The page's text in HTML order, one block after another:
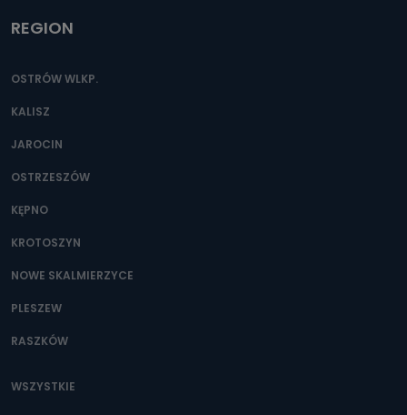
REGION
OSTRÓW WLKP.
KALISZ
JAROCIN
OSTRZESZÓW
KĘPNO
KROTOSZYN
NOWE SKALMIERZYCE
PLESZEW
RASZKÓW
WSZYSTKIE